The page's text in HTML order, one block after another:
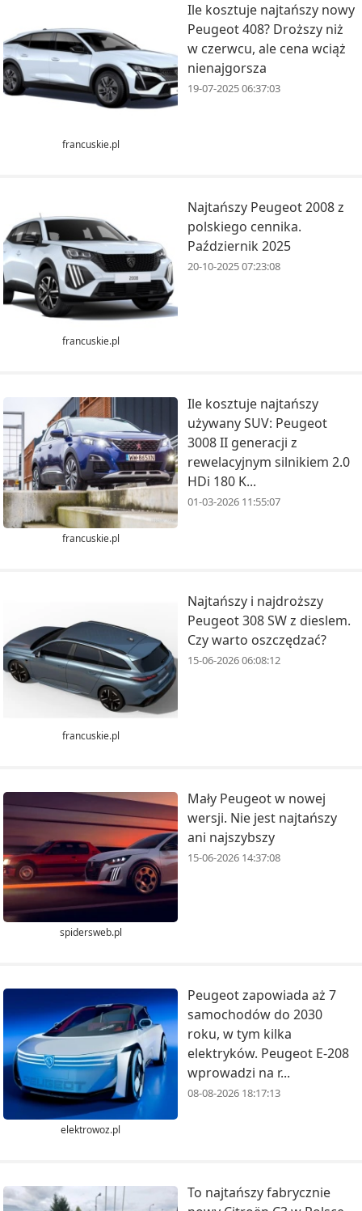
francuskie.pl
Ile kosztuje najtańszy nowy
Peugeot 408? Droższy niż
w czerwcu, ale cena wciąż
nienajgorsza
19-07-2025 06:37:03
francuskie.pl
Najtańszy Peugeot 2008 z
polskiego cennika.
Październik 2025
20-10-2025 07:23:08
francuskie.pl
Ile kosztuje najtańszy
używany SUV: Peugeot
3008 II generacji z
rewelacyjnym silnikiem 2.0
HDi 180 K...
01-03-2026 11:55:07
francuskie.pl
Najtańszy i najdroższy
Peugeot 308 SW z dieslem.
Czy warto oszczędzać?
15-06-2026 06:08:12
spidersweb.pl
Mały Peugeot w nowej
wersji. Nie jest najtańszy
ani najszybszy
15-06-2026 14:37:08
elektrowoz.pl
Peugeot zapowiada aż 7
samochodów do 2030
roku, w tym kilka
elektryków. Peugeot E-208
wprowadzi na r...
08-08-2026 18:17:13
To najtańszy fabrycznie